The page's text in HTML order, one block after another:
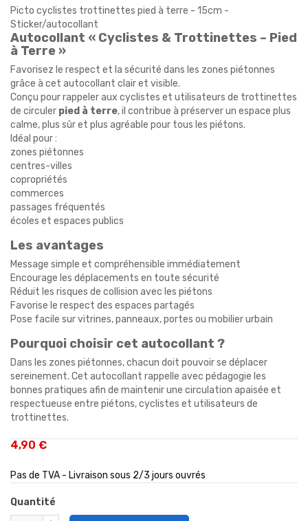
Picto cyclistes trottinettes pied à terre - 15cm -
Sticker/autocollant
Autocollant « Cyclistes & Trottinettes – Pied
à Terre »
Favorisez le respect et la sécurité dans les zones piétonnes
grâce à cet autocollant clair et visible.
Conçu pour rappeler aux cyclistes et utilisateurs de trottinettes
de circuler pied à terre, il contribue à préserver un espace plus
calme, plus sûr et plus agréable pour tous les piétons.
Idéal pour :
zones piétonnes
centres-villes
copropriétés
commerces
passages fréquentés
écoles et espaces publics
Les avantages
Message simple et compréhensible immédiatement
Encourage les déplacements en toute sécurité
Réduit les risques de collision avec les piétons
Favorise le respect des espaces partagés
Pose facile sur vitrines, panneaux, portes ou mobilier urbain
Pourquoi choisir cet autocollant ?
Dans les zones piétonnes, chacun doit pouvoir se déplacer
sereinement. Cet autocollant rappelle avec pédagogie les
bonnes pratiques afin de maintenir une circulation apaisée et
respectueuse entre piétons, cyclistes et utilisateurs de
trottinettes.
4,90 €
Pas de TVA - Livraison sous 2/3 jours ouvrés
Quantité